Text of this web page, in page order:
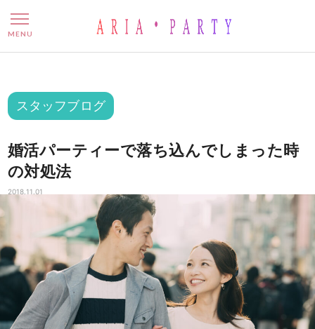
婚活パーティーで落ち込んで
MENU
スタッフブログ
婚活パーティーで落ち込んでしまった時
の対処法
2018.11.01